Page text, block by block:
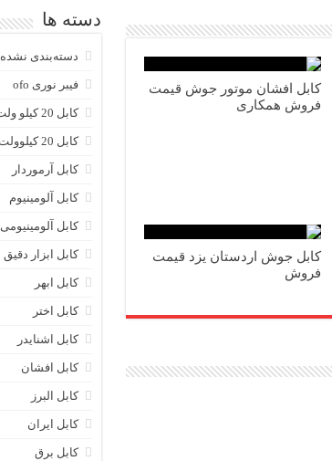
کابل افشان موتور جوش قیمت
فروش همکاری
کابل جوش اردستان یزد قیمت
فروش
دسته ها
دسته‌بندی نشده
فیبر نوری ofo
کابل 20 کیلو ولت
کابل 20 کیلوولت
کابل آرموردار
کابل آلومینیوم
کابل آلومینیومی
کابل ابزار دقیق
کابل ابهر
کابل اختر
کابل اشنایدر
کابل افشان
کابل البرز
کابل ایران
کابل برق